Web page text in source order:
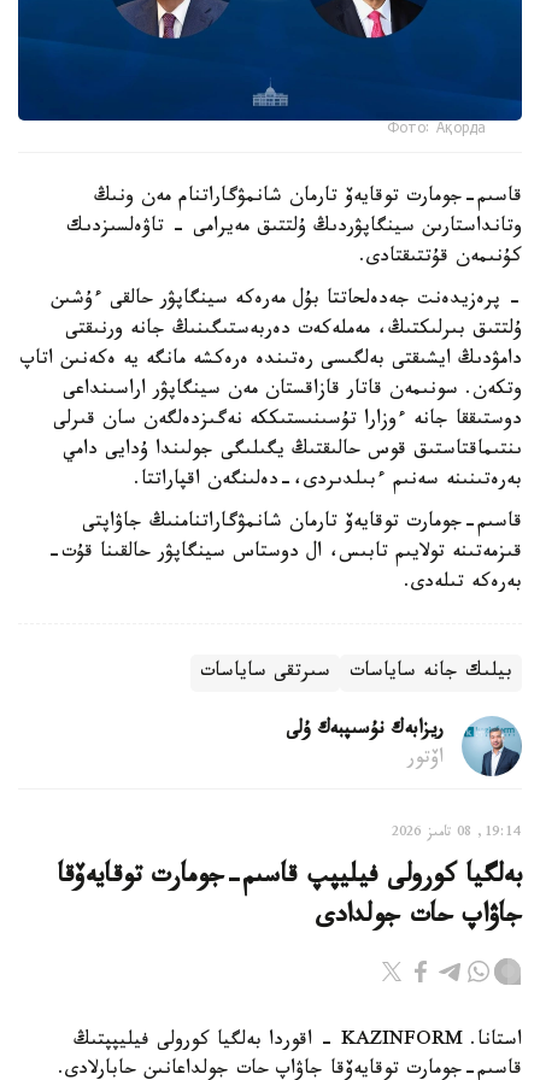
Фото: Ақорда
قاسىم-جومارت توقايەۆ تارمان شانمۋگاراتنام مەن ونىڭ
وتانداستارىن سينگاپۋردىڭ ۇلتتىق مەيرامى - تاۋەلسىزدىك
كۇنىمەن قۇتتىقتادى.
- پرەزيدەنت جەدەلحاتتا بۇل مەرەكە سينگاپۋر حالقى ءۇشىن
ۇلتتىق بىرلىكتىڭ، مەملەكەت دەربەستىگىنىڭ جانە ورنىقتى
دامۋدىڭ ايشىقتى بەلگىسى رەتىندە ەرەكشە مانگە يە ەكەنىن اتاپ
وتكەن. سونىمەن قاتار قازاقستان مەن سينگاپۋر اراسىنداعى
دوستىققا جانە ءوزارا تۇسىنىستىككە نەگىزدەلگەن سان قىرلى
ىنتىماقتاستىق قوس حالىقتىڭ يگىلىگى جولىندا ۇدايى دامي
بەرەتىنىنە سەنىم ءبىلدىردى،-دەلىنگەن اقپاراتتا.
قاسىم-جومارت توقايەۆ تارمان شانمۋگاراتنامنىڭ جاۋاپتى
قىزمەتىنە تولايىم تابىس، ال دوستاس سينگاپۋر حالقىنا قۇت-
بەرەكە تىلەدى.
بيلىك جانە ساياسات سىرتقى ساياسات
ريزابەك نۇسىپبەك ۇلى
اۆتور
19:14, 08 تامىز 2026
بەلگيا كورولى فيليپپ قاسىم-جومارت توقايەۆقا
جاۋاپ حات جولدادى
استانا. KAZINFORM - اقوردا بەلگيا كورولى فيليپپتىڭ
قاسىم-جومارت توقايەۆقا جاۋاپ حات جولداعانىن حابارلادى.